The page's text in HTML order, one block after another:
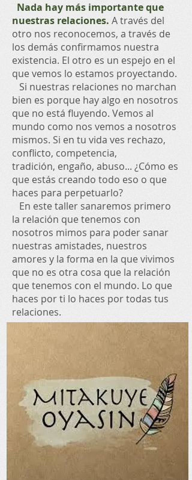
Nada hay más importante que
nuestras relaciones. A través del
otro nos reconocemos, a través de
los demás confirmamos nuestra
existencia. El otro es un espejo en el
que vemos lo estamos proyectando.
Si nuestras relaciones no marchan
bien es porque hay algo en nosotros
que no está fluyendo. Vemos al
mundo como nos vemos a nosotros
mismos. Si en tu vida ves rechazo,
conflicto, competencia,
tradición, engaño, abuso... ¿Cómo es
que estás creando todo eso o que
haces para perpetuarlo?
En este taller sanaremos primero
la relación que tenemos con
nosotros mimos para poder sanar
nuestras amistades, nuestros
amores y la forma en la que vivimos
que no es otra cosa que la relación
que tenemos con el mundo. Lo que
haces por ti lo haces por todas tus
relaciones.